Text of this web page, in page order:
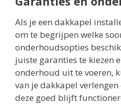
Als je een dakkapel
om te begrijpen welke
onderhoudsopties
juiste garanties te kiezen
onderhoud uit te voeren,
van je dakkapel
deze goed blijft